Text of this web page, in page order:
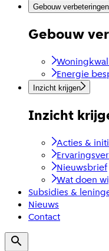
Gebouw verbeteringen
Gebouw
Energie
Inzicht krijgen
Inzicht
Acties &
Nieuwsbrief
Wat doen
Subsidies &
Nieuws
Contact